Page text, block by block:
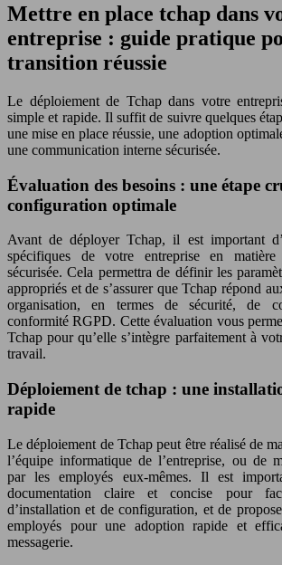
Mettre en place tchap dans
entreprise : guide pratique
transition réussie
Le déploiement de Tchap dans votre
simple et rapide. Il suffit de suivre quelques
une mise en place réussie, une adoption
une communication interne sécurisée.
Évaluation des besoins : une étape
configuration optimale
Avant de déployer Tchap, il est important
spécifiques de votre entreprise en matière
sécurisée. Cela permettra de définir les
appropriés et de s’assurer que Tchap répond
organisation, en termes de sécurité, de
conformité RGPD. Cette évaluation vous
Tchap pour qu’elle s’intègre parfaitement à
travail.
Déploiement de tchap : une
rapide
Le déploiement de Tchap peut être réalisé de
l’équipe informatique de l’entreprise, ou de
par les employés eux-mêmes. Il est
documentation claire et concise pour
d’installation et de configuration, et de
employés pour une adoption rapide et
messagerie.